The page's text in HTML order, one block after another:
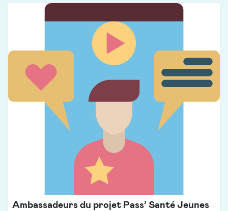
Ambassadeurs du projet Pass’ Santé Jeunes